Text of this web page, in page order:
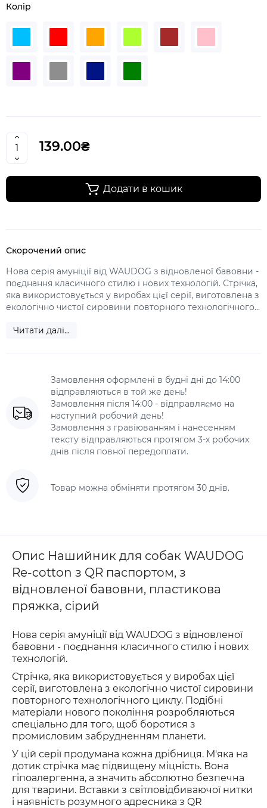
Колір
139.00₴
Додати в кошик
Скорочений опис
Нова серія амуніції від WAUDOG з відновленої бавовни -
поєднання класичного стилю і нових технологій. Стрічка,
яка використовується у виробах цієї серії, виготовлена з
екологічно чистої сировини повторного технологічного...
Читати далі...
Замовлення оформлені в будні дні до 14:00
відправляються в той же день!
Замовлення після 14:00 - відправляємо на
наступний робочий день!
Замовлення з гравіюванням і нанесенням
тексту відправляються протягом 3-х робочих
днів після повної передоплати.
Товар можна обміняти протягом 30 днів.
Опис Нашийник для собак WAUDOG
Re-cotton з QR паспортом, з
відновленої бавовни, пластикова
пряжка, сірий
Нова серія амуніції від WAUDOG з відновленої
бавовни - поєднання класичного стилю і нових
технологій.
Стрічка, яка використовується у виробах цієї
серії, виготовлена з екологічно чистої сировини
повторного технологічного циклу. Подібні
матеріали нового покоління розробляються
спеціально для того, щоб боротися з
промисловим забрудненням планети.
У цій серії продумана кожна дрібниця. М'яка на
дотик стрічка має підвищену міцність. Вона
гіпоалергенна, а значить абсолютно безпечна
для тварини. Вставки з світловідбиваючої нитки
і наявність розумного адресника з QR